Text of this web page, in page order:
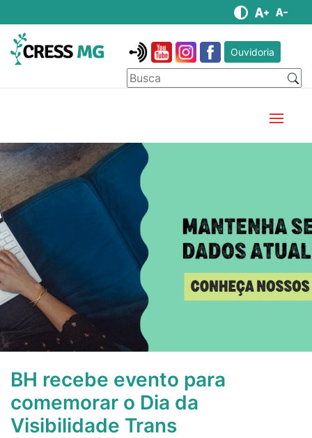
Ouvidoria
BH recebe evento para
comemorar o Dia da
Visibilidade Trans